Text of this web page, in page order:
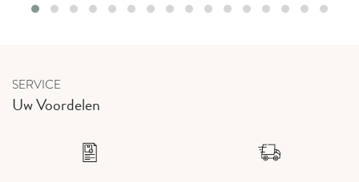
SERVICE
Uw Voordelen